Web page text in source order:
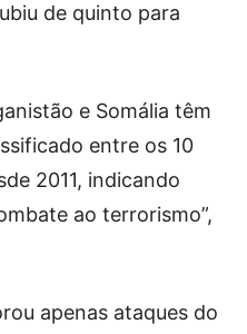
de quinto para
e Somália têm
entre os 10
2011, indicando
ao terrorismo”,
apenas ataques do